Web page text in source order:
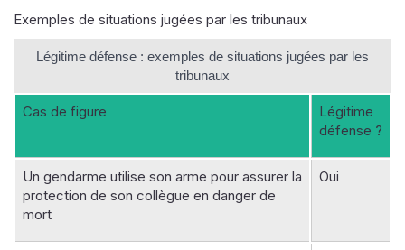
Exemples de situations jugées par les tribunaux
Légitime défense : exemples de situations jugées par les
tribunaux
Cas de figure
Légitime
défense ?
Un gendarme utilise son arme pour assurer la
protection de son collègue en danger de
mort
Oui